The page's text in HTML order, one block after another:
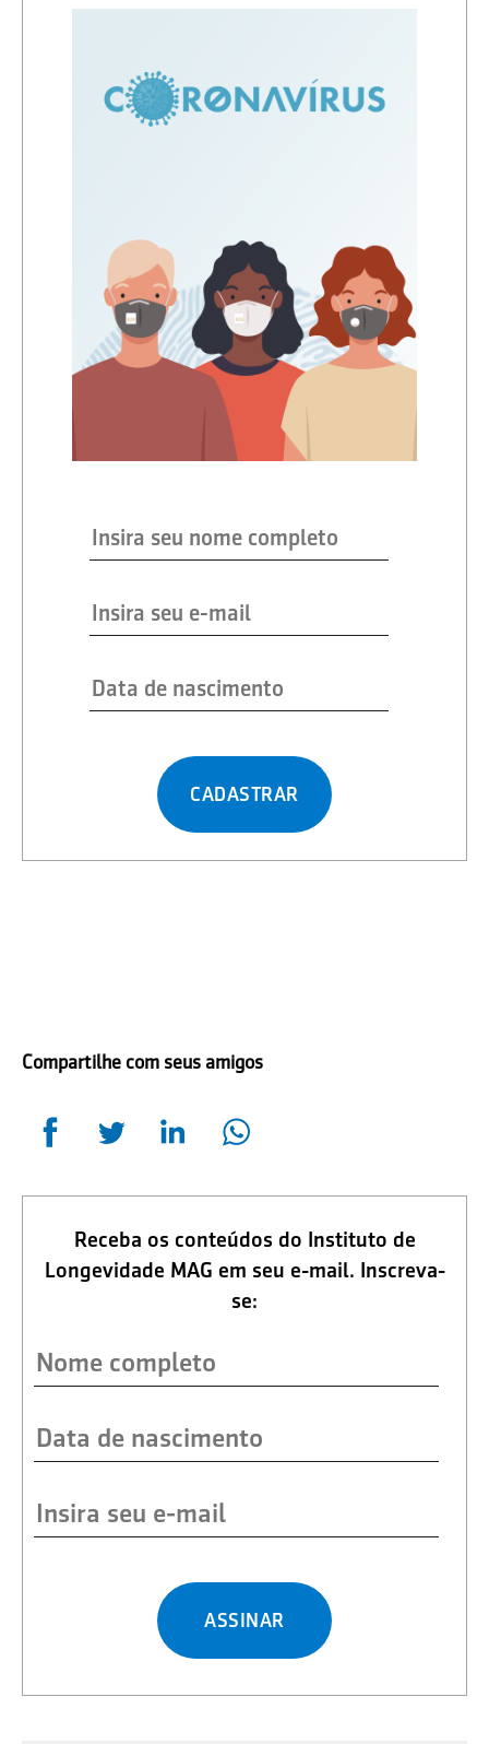
CADASTRAR
Compartilhe com seus amigos
Receba os conteúdos do Instituto de
Longevidade MAG em seu e-mail. Inscreva-
se:
ASSINAR